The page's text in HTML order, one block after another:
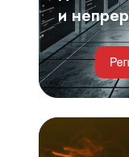
работы
ЦОД
и
Критерии
выбора,